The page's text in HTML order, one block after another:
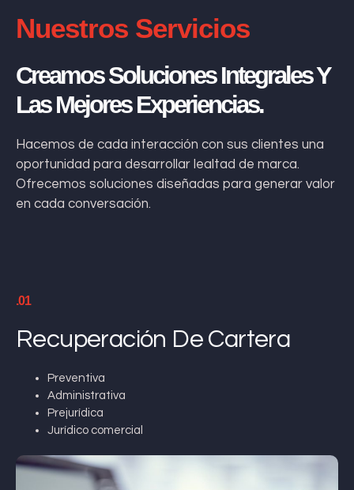
Nuestros Servicios
Creamos Soluciones Integrales Y
Las Mejores Experiencias.
Hacemos de cada interacción con sus clientes una
oportunidad para desarrollar lealtad de marca.
Ofrecemos soluciones diseñadas para generar valor
en cada conversación.
.01
Recuperación De Cartera
Preventiva
Administrativa
Prejurídica
Jurídico comercial